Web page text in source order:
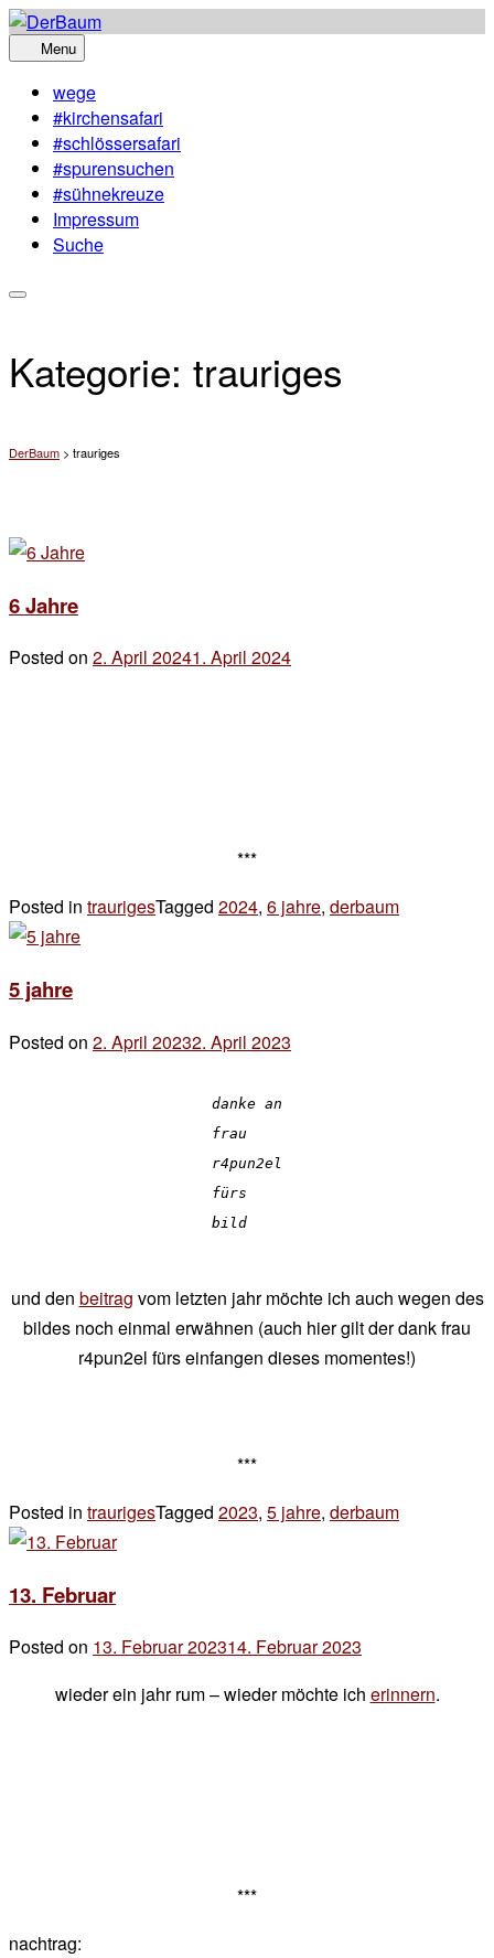
Skip
to
Menu
wege
#kirchensafari
#schlössersafari
#spurensuchen
#sühnekreuze
Impressum
Suche
Kategorie: trauriges
DerBaum > trauriges
6 Jahre
Posted on 2. April 20241. April 2024
***
Posted in traurigesTagged 2024, 6 jahre, derbaum
5 jahre
Posted on 2. April 20232. April 2023
danke an
frau
r4pun2el
fürs
bild
und den beitrag vom letzten jahr möchte ich auch wegen des
bildes noch einmal erwähnen (auch hier gilt der dank frau
r4pun2el fürs einfangen dieses momentes!)
***
Posted in traurigesTagged 2023, 5 jahre, derbaum
13. Februar
Posted on 13. Februar 202314. Februar 2023
chef
wieder ein jahr rum – wieder möchte ich erinnern.
***
nachtrag: